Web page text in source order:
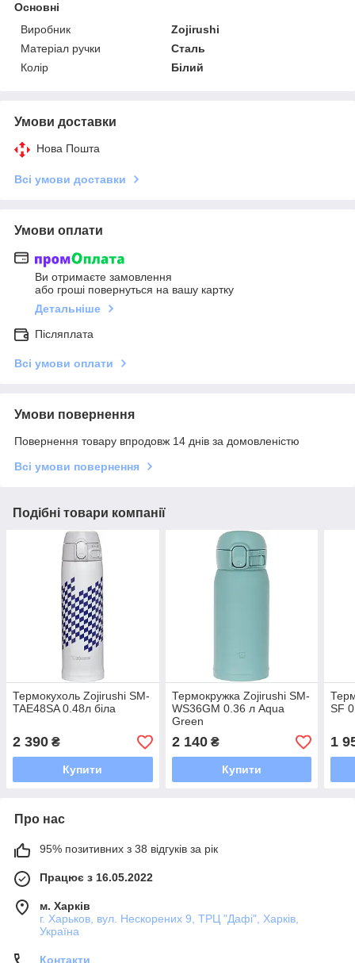
Основні
Виробник
Zojirushi
Матеріал ручки
Сталь
Колір
Білий
Умови доставки
Нова Пошта
Всі умови доставки
Умови оплати
Ви отримаєте замовлення
або гроші повернуться на вашу картку
Детальніше
Післяплата
Всі умови оплати
Умови повернення
Повернення товару впродовж 14 днів за домовленістю
Всі умови повернення
Подібні товари компанії
Термокухоль Zojirushi SM-
TAE48SA 0.48л біла
2 390 ₴
Купити
Термокружка Zojirushi SM-
WS36GM 0.36 л Aqua
Green
2 140₴
Купити
SF
1
Про нас
95% позитивних з 38 відгуків за рік
Працює з 16.05.2022
м. Харків
г. Харьков, вул. Нескорених 9, ТРЦ "Дафі", Харків,
Україна
Контакти